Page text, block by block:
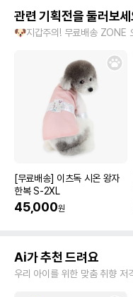
관련 기획전을 둘러보
🐶지갑주의! 무료배송 ZONE
[무료배송] 이츠독 시온 왕자
한복 S-2XL
45,000원
Ai가 추천 드려요
우리 아이를 위한 맞춤 취향 저